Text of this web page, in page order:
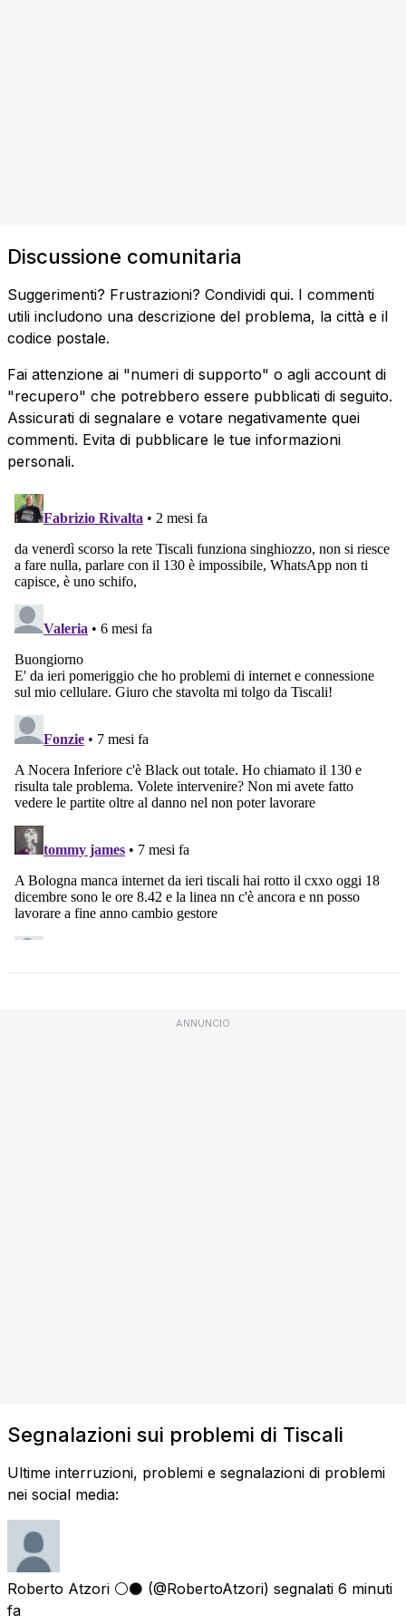
Discussione comunitaria
Suggerimenti? Frustrazioni? Condividi qui. I commenti
utili includono una descrizione del problema, la città e il
codice postale.
Fai attenzione ai "numeri di supporto" o agli account di
"recupero" che potrebbero essere pubblicati di seguito.
Assicurati di segnalare e votare negativamente quei
commenti. Evita di pubblicare le tue informazioni
personali.
ANNUNCIO
Segnalazioni sui problemi di Tiscali
Ultime interruzioni, problemi e segnalazioni di problemi
nei social media:
Roberto Atzori ⚪⚫ (@RobertoAtzori) segnalati 6 minuti
fa